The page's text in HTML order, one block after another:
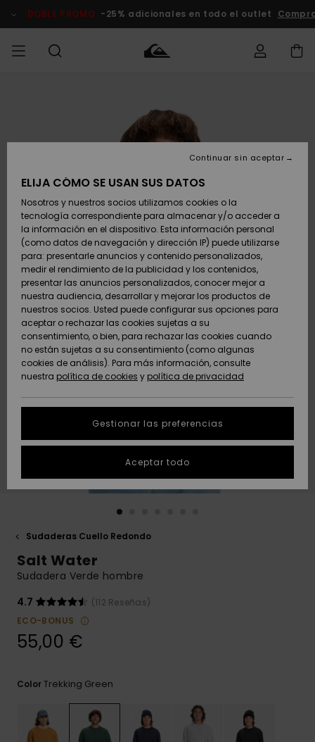
del
DOBLE PROMO -25% adicionales en todo el outlet
Zapatos y
chanclas
Surf
Snow
Novedades
Destacados
Zapatos y
chanclas
Surf
Snow
Novedades
Destacados
Destacados
Snow
SURF
Hombre
Highlights
Comunidad
SNOW
Snow
Hombre
Snow Niños
Tienda
Snow Mujer
Destacados
Comunidad
DOBLE
PROMO
Hombre
Outlet
Mujer
AYUDA &
CONTACTO
Envio
Devoluciones
Pago
Tarjeta de
regalo
Quiksilver
Freedom
Protección de
datos
personales
Inicia una
conversación
la respuesta
más rápida a
respuestas a
las preguntas
Consultar
las FAQ
SOSTENIBILIDAD
Sudaderas Cuello Redondo
Salt Water
Sudadera Verde hombre
4.7
(112 Reseñas)
ECO-BONUS
55,00 €
ColorTrekking Green
ELIJA CÓMO SE USAN SUS DATOS
Nosotros y nuestros socios utilizamos cookies o la
tecnología correspondiente para almacenar y/o acceder a
la información en el dispositivo. Esta información personal
(como datos de navegación y dirección IP) puede utilizarse
para: presentarle anuncios y contenido personalizados,
medir el rendimiento de la publicidad y los contenidos,
presentar las anuncios personalizados, conocer mejor a
nuestra audiencia, desarrollar y mejorar los productos de
nuestros socios. Usted puede configurar sus opciones para
aceptar o rechazar las cookies sujetas a su
consentimiento, o bien, para rechazar las cookies cuando
no están sujetas a su consentimiento (como algunas
cookies de análisis). Para más información, consulte
nuestra política de cookies y política de privacidad
Gestionar las preferencias
Continuar sin aceptar
Aceptar todo